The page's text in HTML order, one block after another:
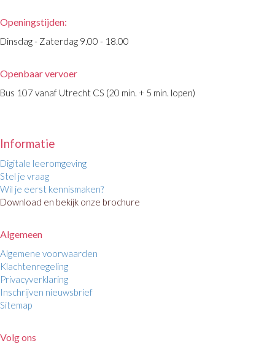
Openingstijden:
Dinsdag - Zaterdag 9.00 - 18.00
Openbaar vervoer
Bus 107 vanaf Utrecht CS (20 min. + 5 min. lopen)
Informatie
Digitale leeromgeving
Stel je vraag
Wil je eerst kennismaken?
Download en bekijk onze brochure
Algemeen
Algemene voorwaarden
Klachtenregeling
Privacyverklaring
Inschrijven nieuwsbrief
Sitemap
Volg ons